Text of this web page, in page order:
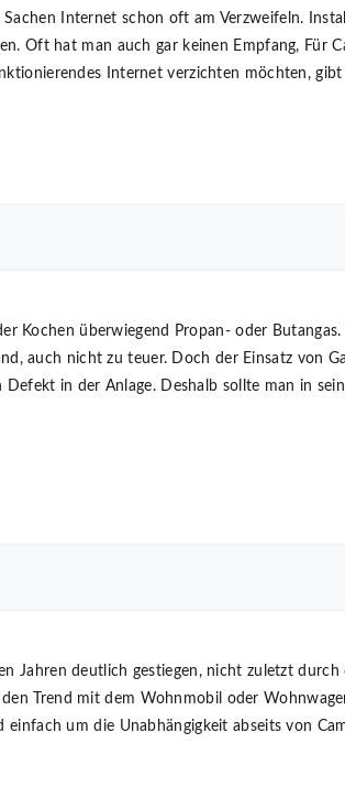
Internet schon oft am Verzweifeln.
Oft hat man auch gar keinen Empfang, Für
Internet verzichten möchten, gibt
Kochen überwiegend Propan- oder
auch nicht zu teuer. Doch der Einsatz von
in der Anlage. Deshalb sollte man in
Jahren deutlich gestiegen, nicht zuletzt
Trend mit dem Wohnmobil oder
um die Unabhängigkeit abseits von